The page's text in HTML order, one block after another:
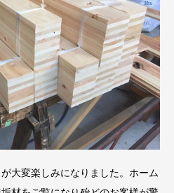
大変楽しみになりました。ホーム